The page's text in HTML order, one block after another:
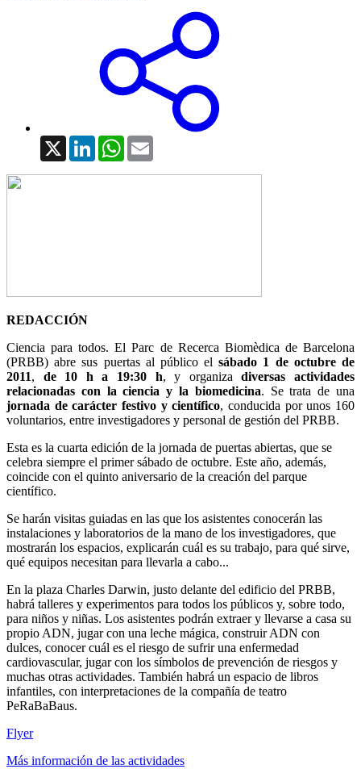
X LinkedInWhatsApp
REDACCIÓN
Ciencia para todos. El Parc de Recerca Biomèdica de Barcelona
(PRBB) abre sus puertas al público elsábado 1 de octubre de
2011, de 10 h a 19:30 h, y organizadiversas actividades
relacionadas con la ciencia y la biomedicina. Se trata de una
jornada de carácter festivo y científico, conducida por unos 160
voluntarios, entre investigadores y personal de gestión del PRBB.
Esta es la cuarta edición de la jornada de puertas abiertas, que se
celebra siempre el primer sábado de octubre. Este año, además,
coincide con el quinto aniversario de la creación del parque
científico.
Se harán visitas guiadas en las que los asistentes conocerán las
instalaciones y laboratorios de la mano de los investigadores, que
mostrarán los espacios, explicarán cuál es su trabajo, para qué sirve,
qué equipos necesitan para llevarla a cabo...
En la plaza Charles Darwin, justo delante del edificio del PRBB,
habrá talleres y experimentos para todos los públicos y, sobre todo,
para niños y niñas. Los asistentes podrán extraer y llevarse a casa su
propio ADN, jugar con una leche mágica, construir ADN con
dulces, conocer cuál es el riesgo de sufrir una enfermedad
cardiovascular, jugar con los símbolos de prevención de riesgos y
muchas otras actividades. También habrá un espacio de libros
infantiles, con interpretaciones de la compañía de teatro
PeRaBaBaus.
Flyer
Más información de las actividades